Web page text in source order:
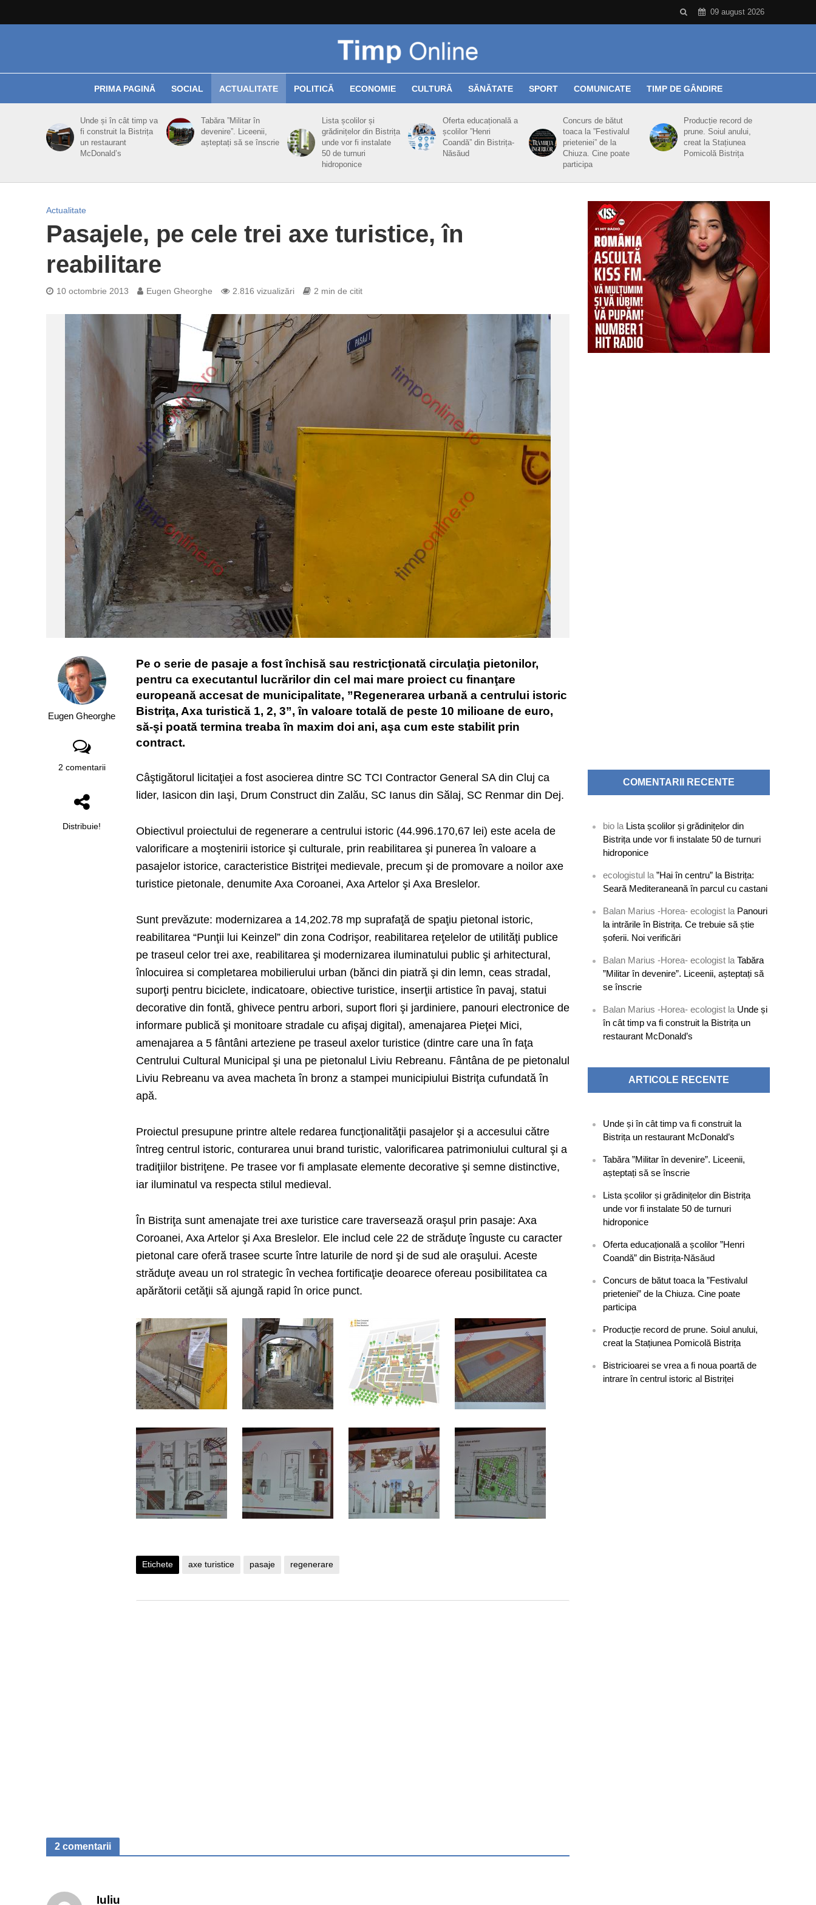
09 august 2026
PRIMA PAGINĂ SOCIAL ACTUALITATE POLITICĂ ECONOMIE CULTURĂ SĂNĂTATE SPORT COMUNICATE TIMP DE GÂNDIRE
Unde și în cât timp va
fi construit la Bistrița
un restaurant
McDonald’s
Tabăra ”Militar în
devenire”. Liceenii,
așteptați să se înscrie
Lista școlilor și
grădinițelor din Bistrița
unde vor fi instalate
50 de turnuri
hidroponice
Oferta educațională a
școlilor ”Henri
Coandă” din Bistrița-
Năsăud
Concurs de bătut
toaca la ”Festivalul
prieteniei” de la
Chiuza. Cine poate
participa
Producție record de
prune. Soiul anului,
creat la Stațiunea
Pomicolă Bistrița
Actualitate
Pasajele, pe cele trei axe turistice, în
reabilitare
10 octombrie 2013 Eugen Gheorghe 2.816 vizualizări 2 min de citit
Eugen Gheorghe
2 comentarii
Distribuie!
Pe o serie de pasaje a fost închisă sau restricţionată circulaţia pietonilor,
pentru ca executantul lucrărilor din cel mai mare proiect cu finanţare
europeană accesat de municipalitate, ”Regenerarea urbană a centrului istoric
Bistriţa, Axa turistică 1, 2, 3”, în valoare totală de peste 10 milioane de euro,
să-şi poată termina treaba în maxim doi ani, aşa cum este stabilit prin
contract.
Câştigătorul licitaţiei a fost asocierea dintre SC TCI Contractor General SA din Cluj ca
lider, Iasicon din Iaşi, Drum Construct din Zalău, SC Ianus din Sălaj, SC Renmar din Dej.
Obiectivul proiectului de regenerare a centrului istoric (44.996.170,67 lei) este acela de
valorificare a moştenirii istorice şi culturale, prin reabilitarea şi punerea în valoare a
pasajelor istorice, caracteristice Bistriţei medievale, precum şi de promovare a noilor axe
turistice pietonale, denumite Axa Coroanei, Axa Artelor şi Axa Breslelor.
Sunt prevăzute: modernizarea a 14,202.78 mp suprafaţă de spaţiu pietonal istoric,
reabilitarea “Punţii lui Keinzel” din zona Codrişor, reabilitarea reţelelor de utilităţi publice
pe traseul celor trei axe, reabilitarea şi modernizarea iluminatului public şi arhitectural,
înlocuirea si completarea mobilierului urban (bănci din piatră şi din lemn, ceas stradal,
suporţi pentru biciclete, indicatoare, obiective turistice, inserţii artistice în pavaj, statui
decorative din fontă, ghivece pentru arbori, suport flori şi jardiniere, panouri electronice de
informare publică şi monitoare stradale cu afişaj digital), amenajarea Pieţei Mici,
amenajarea a 5 fântâni arteziene pe traseul axelor turistice (dintre care una în faţa
Centrului Cultural Municipal şi una pe pietonalul Liviu Rebreanu. Fântâna de pe pietonalul
Liviu Rebreanu va avea macheta în bronz a stampei municipiului Bistriţa cufundată în
apă.
Proiectul presupune printre altele redarea funcţionalităţii pasajelor şi a accesului către
întreg centrul istoric, conturarea unui brand turistic, valorificarea patrimoniului cultural şi a
tradiţiilor bistriţene. Pe trasee vor fi amplasate elemente decorative şi semne distinctive,
iar iluminatul va respecta stilul medieval.
În Bistriţa sunt amenajate trei axe turistice care traversează oraşul prin pasaje: Axa
Coroanei, Axa Artelor şi Axa Breslelor. Ele includ cele 22 de străduţe înguste cu caracter
pietonal care oferă trasee scurte între laturile de nord şi de sud ale oraşului. Aceste
străduţe aveau un rol strategic în vechea fortificaţie deoarece ofereau posibilitatea ca
apărătorii cetăţii să ajungă rapid în orice punct.
Etichete axe turistice pasaje regenerare
2 comentarii
Iuliu
COMENTARII RECENTE
bio la Lista școlilor și grădinițelor din
Bistrița unde vor fi instalate 50 de turnuri
hidroponice
ecologistul la”Hai în centru” la Bistrița:
Seară Mediteraneană în parcul cu castani
Balan Marius -Horea- ecologist la Panouri
la intrările în Bistrița. Ce trebuie să știe
șoferii. Noi verificări
Balan Marius -Horea- ecologist laTabăra
”Militar în devenire”. Liceenii, așteptați să
se înscrie
Balan Marius -Horea- ecologist la Unde și
în cât timp va fi construit la Bistrița un
restaurant McDonald’s
ARTICOLE RECENTE
Unde și în cât timp va fi construit la
Bistrița un restaurant McDonald’s
Tabăra ”Militar în devenire”. Liceenii,
așteptați să se înscrie
Lista școlilor și grădinițelor din Bistrița
unde vor fi instalate 50 de turnuri
hidroponice
Oferta educațională a școlilor ”Henri
Coandă” din Bistrița-Năsăud
Concurs de bătut toaca la ”Festivalul
prieteniei” de la Chiuza. Cine poate
participa
Producție record de prune. Soiul anului,
creat la Stațiunea Pomicolă Bistrița
Bistricioarei se vrea a fi noua poartă de
intrare în centrul istoric al Bistriței